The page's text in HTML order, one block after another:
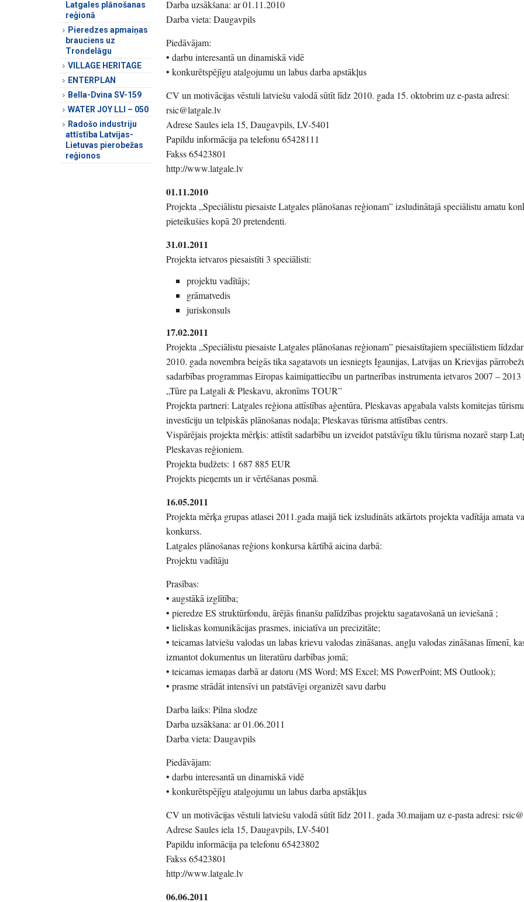
Darba uzsākšana: ar 01.11.2010
Darba vieta: Daugavpils
Piedāvājam:
• darbu interesantā un dinamiskā vidē
• konkurētspējīgu atalgojumu un labus darba apstākļus
CV un motivācijas vēstuli latviešu valodā sūtīt līdz 2010. gada 15. oktobrim uz e-pasta adresi:
rsic@latgale.lv
Adrese Saules iela 15, Daugavpils, LV-5401
Papildu informācija pa telefonu 65428111
Fakss 65423801
http://www.latgale.lv
01.11.2010
Projekta „Speciālistu piesaiste Latgales plānošanas reģionam” izsludinātajā speciālistu amatu
pieteikušies kopā 20 pretendenti.
31.01.2011
Projekta ietvaros piesaistīti 3 speciālisti:
projektu vadītājs;
grāmatvedis
juriskonsuls
17.02.2011
Projekta „Speciālistu piesaiste Latgales plānošanas reģionam” piesaistītajiem speciālistiem
2010. gada novembra beigās tika sagatavots un iesniegts Igaunijas, Latvijas un Krievijas
sadarbības programmas Eiropas kaimiņattiecību un partnerības instrumenta ietvaros 2007 –
„Tūre pa Latgali & Pleskavu, akronīms TOUR”
Projekta partneri: Latgales reģiona attīstības aģentūra, Pleskavas apgabala valsts komitejas
investīciju un telpiskās plānošanas nodaļa; Pleskavas tūrisma attīstības centrs.
Vispārējais projekta mērķis: attīstīt sadarbību un izveidot patstāvīgu tīklu tūrisma nozarē starp
Pleskavas reģioniem.
Projekta budžets: 1 687 885 EUR
Projekts pieņemts un ir vērtēšanas posmā.
16.05.2011
Projekta mērķa grupas atlasei 2011.gada maijā tiek izsludināts atkārtots projekta vadītāja amata
konkurss.
Latgales plānošanas reģions konkursa kārtībā aicina darbā:
Projektu vadītāju
Prasības:
• augstākā izglītība;
• pieredze ES struktūrfondu, ārējās finanšu palīdzības projektu sagatavošanā un ieviešanā ;
• lieliskas komunikācijas prasmes, iniciatīva un precizitāte;
• teicamas latviešu valodas un labas krievu valodas zināšanas, angļu valodas zināšanas līmenī,
izmantot dokumentus un literatūru darbības jomā;
• teicamas iemaņas darbā ar datoru (MS Word; MS Excel; MS PowerPoint; MS Outlook);
• prasme strādāt intensīvi un patstāvīgi organizēt savu darbu
Darba laiks: Pilna slodze
Darba uzsākšana: ar 01.06.2011
Darba vieta: Daugavpils
Piedāvājam:
• darbu interesantā un dinamiskā vidē
• konkurētspējīgu atalgojumu un labus darba apstākļus
CV un motivācijas vēstuli latviešu valodā sūtīt līdz 2011. gada 30.maijam uz e-pasta adresi:
Adrese Saules iela 15, Daugavpils, LV-5401
Papildu informācija pa telefonu 65423802
Fakss 65423801
http://www.latgale.lv
06.06.2011
Latgales plānošanas
reģionā
Pieredzes apmaiņas
brauciens uz
Trondelāgu
VILLAGE HERITAGE
ENTERPLAN
Bella-Dvina SV-159
WATER JOY LLI – 050
Radošo industriju
attīstība Latvijas-
Lietuvas pierobežas
reģionos